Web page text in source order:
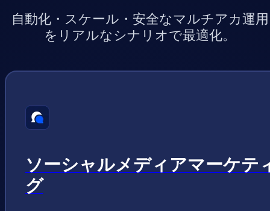
自動化・スケール・安全なマルチアカ運用
をリアルなシナリオで最適化。
ソーシャルメディアマーケテ
グ